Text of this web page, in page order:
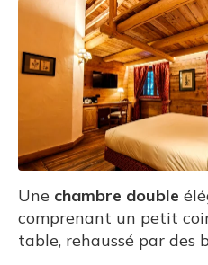
Une chambre double
comprenant un petit
table, rehaussé par des